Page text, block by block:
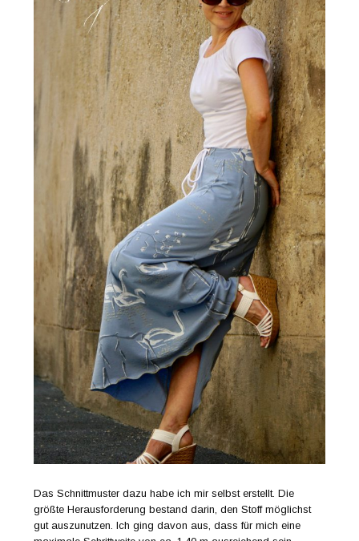
Das Schnittmuster dazu habe ich mir selbst erstellt. Die
größte Herausforderung bestand darin, den Stoff möglichst
gut auszunutzen. Ich ging davon aus, dass für mich eine